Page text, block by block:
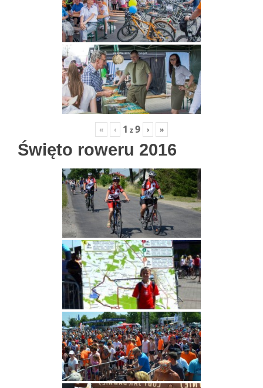
« ‹ 1 z9 › »
Święto roweru 2016